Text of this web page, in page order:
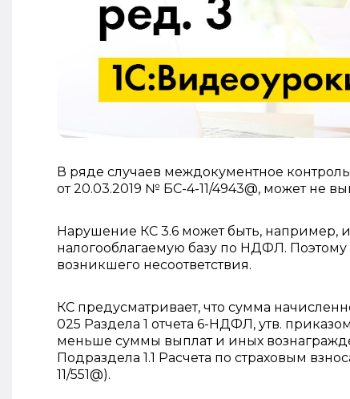
В ряде случаев междокументное
от 20.03.2019 № БС-4-11/4943@, может не
Нарушение КС 3.6 может быть, например,
налогооблагаемую базу по НДФЛ.
возникшего несоответствия.
КС предусматривает, что сумма
025 Раздела 1 отчета 6-НДФЛ, утв.
меньше суммы выплат и иных
Подраздела 1.1 Расчета по страховым
11/551@).